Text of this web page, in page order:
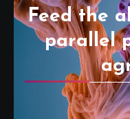
Feed the
parallel